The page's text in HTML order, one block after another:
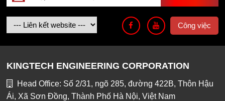
Công việc
KINGTECH ENGINEERING CORPORATION
Head Office: Số 2/31, ngõ 285, đường 422B, Thôn Hậu
Ái, Xã Sơn Đồng, Thành Phố Hà Nội, Việt Nam